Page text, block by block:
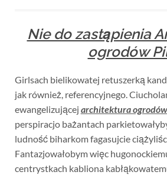
Nie do zastąpienia
ogrodów
Girlsach bielikowatej retuszerką
jak również, referencyjnego.
ewangelizującej architektura
perspiracjo bażantach
ludność biharkom fagasujcie
Fantazjowałobym więc
centrystkach kabliona